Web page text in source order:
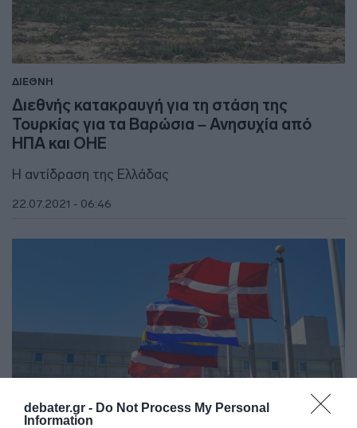
debater.gr - Do Not Process My Personal
Information
ΔΙΕΘΝΗ
Διεθνής κατακραυγή για τη στάση της
Τουρκίας για τα Βαρώσια – Ανησυχία από
ΗΠΑ και ΟΗΕ
Η αντίδραση της Ελλάδας
22.07.2021 - 06:46